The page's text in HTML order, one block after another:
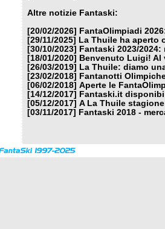
Altre notizie Fantaski:
[20/02/2026]
FantaOlimpiadi
[29/11/2025]
La Thuile ha aperto
[30/10/2023]
Fantaski 2023/
[18/01/2020]
Benvenuto Luigi! Al
[26/03/2019]
La Thuile: diamo
[23/02/2018]
Fantanotti
[06/02/2018] Aperte le
[14/12/2017]
Fantaski.it
[05/12/2017] A La Thuile
[03/11/2017]
Fantaski 2018 -